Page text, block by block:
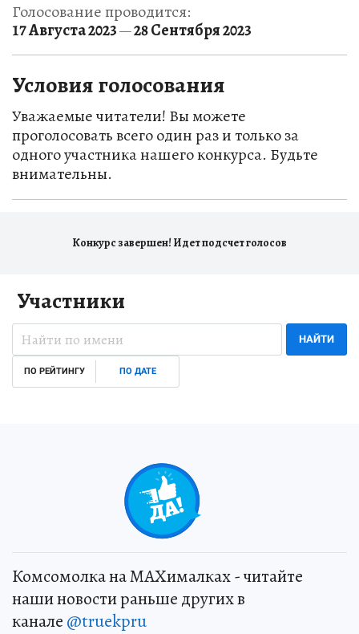
Голосование проводится:
17 Августа 2023—28 Сентября 2023
Условия голосования
Уважаемые читатели! Вы можете
проголосовать всего один раз и только за
одного участника нашего конкурса. Будьте
внимательны.
Конкурс завершен! Идет подсчет голосов
Участники
НАЙТИ
ПО РЕЙТИНГУ ПО ДАТЕ
Комсомолка на MAXималках - читайте
наши новости раньше других в
канале @truekpru